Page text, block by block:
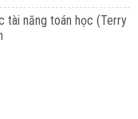
tài năng toán học (Terry